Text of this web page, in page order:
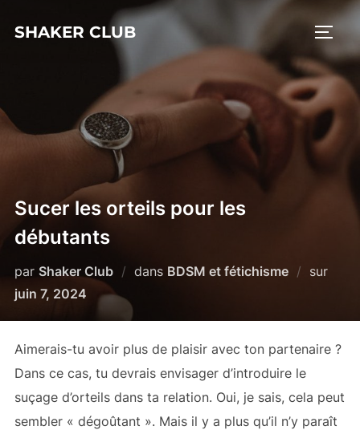
SHAKER CLUB
Sucer les orteils pour les
débutants
par Shaker Club dans BDSM et fétichisme sur
juin 7, 2024
Aimerais-tu avoir plus de plaisir avec ton partenaire ?
Dans ce cas, tu devrais envisager d’introduire le
suçage d’orteils dans ta relation. Oui, je sais, cela peut
sembler « dégoûtant ». Mais il y a plus qu’il n’y paraît